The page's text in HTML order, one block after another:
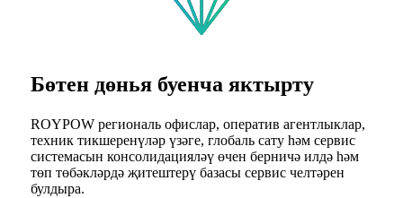
Бөтен дөнья буенча яктырту
ROYPOW региональ офислар, оператив агентлыклар,
техник тикшеренүләр үзәге, глобаль сату һәм сервис
системасын консолидацияләү өчен берничә илдә һәм
төп төбәкләрдә җитештерү базасы сервис челтәрен
булдыра.